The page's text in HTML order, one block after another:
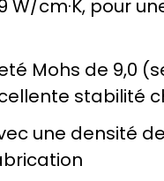
W/cm·K, pour
Mohs de 9,0
stabilité
une densité